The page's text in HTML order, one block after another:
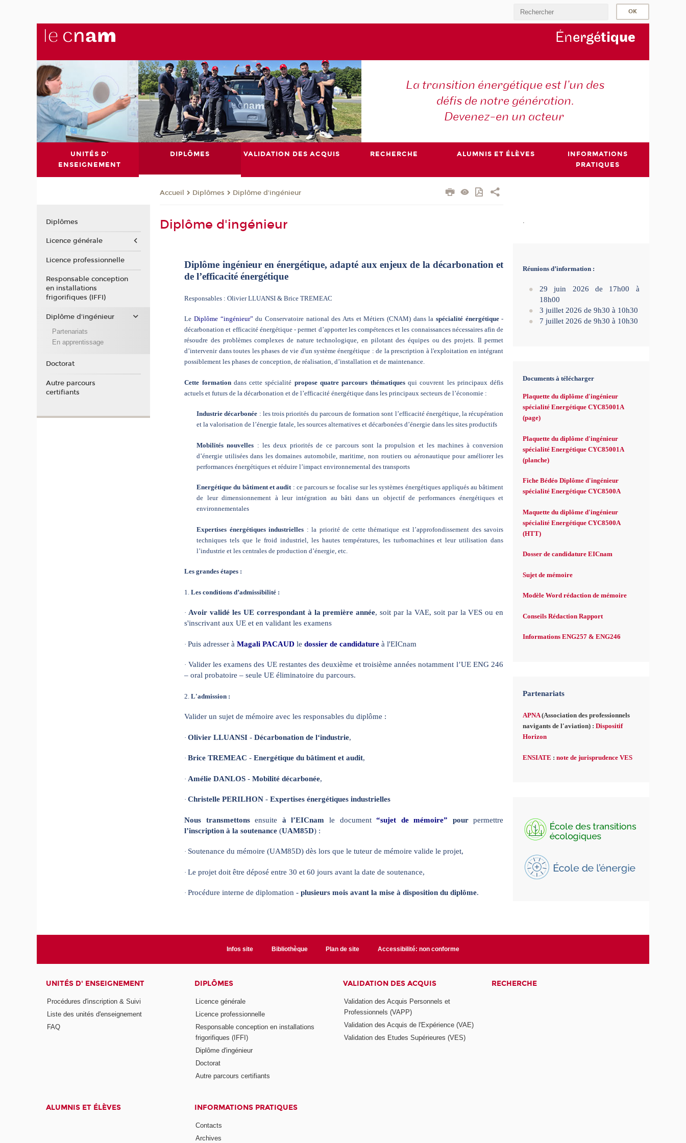
Énergétique
La transition énergétique est l’un des
défis de notre génération.
Devenez-en un acteur
UNITÉS D'
ENSEIGNEMENT
DIPLÔMES VALIDATION DES ACQUIS RECHERCHE ALUMNIS ET ÉLÈVES
INFORMATIONS
PRATIQUES
Accueil Diplômes Diplôme d'ingénieur
Diplôme d'ingénieur
Diplôme ingénieur en énergétique, adapté aux enjeux de la décarbonation et
de l’efficacité énergétique
Responsables : Olivier LLUANSI & Brice TREMEAC
Le Diplôme “ingénieur” du Conservatoire national des Arts et Métiers (CNAM) dans la spécialité énergétique-
décarbonation et efficacité énergétique - permet d’apporter les compétences et les connaissances nécessaires afin de
résoudre des problèmes complexes de nature technologique, en pilotant des équipes ou des projets. Il permet
d’intervenir dans toutes les phases de vie d'un système énergétique : de la prescription à l'exploitation en intégrant
possiblement les phases de conception, de réalisation, d’installation et de maintenance.
Cette formationdans cette spécialité propose quatre parcours thématiquesqui couvrent les principaux défis
actuels et futurs de la décarbonation et de l’efficacité énergétique dans les principaux secteurs de l’économie :
Industrie décarbonée : les trois priorités du parcours de formation sont l’efficacité énergétique, la récupération
et la valorisation de l’énergie fatale, les sources alternatives et décarbonées d’énergie dans les sites productifs
Mobilités nouvelles : les deux priorités de ce parcours sont la propulsion et les machines à conversion
d’énergie utilisées dans les domaines automobile, maritime, non routiers ou aéronautique pour améliorer les
performances énergétiques et réduire l’impact environnemental des transports
Energétique du bâtiment et audit: ce parcours se focalise sur les systèmes énergétiques appliqués au bâtiment
de leur dimensionnement à leur intégration au bâti dans un objectif de performances énergétiques et
environnementales
Expertises énergétiques industrielles : la priorité de cette thématique est l’approfondissement des savoirs
techniques tels que le froid industriel, les hautes températures, les turbomachines et leur utilisation dans
l’industrie et les centrales de production d’énergie, etc.
Les grandes étapes :
1.Les conditions d’admissibilité :
·Avoir validé les UE correspondant à la première année, soit par la VAE, soit par la VES ou en
s'inscrivant aux UE et en validant les examens
·Puis adresser à Magali PACAUD ledossier de candidature à l'EICnam
· Valider les examens des UE restantes des deuxième et troisième années notamment l’UE ENG 246
– oral probatoire – seule UE éliminatoire du parcours.
2.L'admission :
Valider un sujet de mémoire avec les responsables du diplôme :
·Olivier LLUANSI -Décarbonation de l‘industrie,
·Brice TREMEAC -Energétique du bâtiment et audit,
· Amélie DANLOS -Mobilité décarbonée,
·Christelle PERILHON -Expertises énergétiques industrielles
Nous transmettonsensuite à l’EICnam le document“sujet de mémoire” pourpermettre
l’inscription à la soutenance(UAM85D) :
· Soutenance du mémoire (UAM85D) dès lors que le tuteur de mémoire valide le projet,
·Le projet doit être déposé entre 30 et 60 jours avant la date de soutenance,
·Procédure interne de diplomation -plusieurs mois avant la mise à disposition du diplôme.
Réunions d’information :
29 juin 2026 de 17h00 à
18h00
3 juillet 2026 de 9h30 à 10h30
7 juillet 2026 de 9h30 à 10h30
Documents à télécharger
Plaquette du diplôme d'ingénieur
spécialité Energétique CYC85001A
(page)
Plaquette du diplôme d'ingénieur
spécialité Energétique CYC85001A
(planche)
Fiche Bédéo Diplôme d'ingénieur
spécialité Energétique CYC8500A
Maquette du diplôme d'ingénieur
spécialité Energétique CYC8500A
(HTT)
Dosser de candidature EICnam
Sujet de mémoire
Modèle Word rédaction de mémoire
Conseils Rédaction Rapport
Informations ENG257 & ENG246
Partenariats
APNA(Association des professionnels
navigants de l'aviation) :Dispositif
Horizon
ENSIATE :note de jurisprudence VES
Diplômes
Licence générale
Licence professionnelle
Responsable conception
en installations
frigorifiques (IFFI)
Diplôme d'ingénieur
Partenariats
En apprentissage
Doctorat
Autre parcours
certifiants
Infos site Bibliothèque Plan de site Accessibilité: non conforme
UNITÉS D' ENSEIGNEMENT
Procédures d'inscription & Suivi
Liste des unités d'enseignement
FAQ
DIPLÔMES
Licence générale
Licence professionnelle
Responsable conception en installations
frigorifiques (IFFI)
Diplôme d'ingénieur
Doctorat
Autre parcours certifiants
VALIDATION DES ACQUIS
Validation des Acquis Personnels et
Professionnels (VAPP)
Validation des Acquis de l'Expérience (VAE)
Validation des Etudes Supérieures (VES)
RECHERCHE
ALUMNIS ET ÉLÈVES INFORMATIONS PRATIQUES
Contacts
Archives